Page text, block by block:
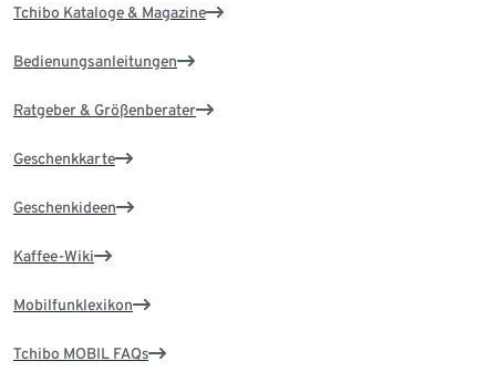
Tchibo Kataloge & Magazine
Bedienungsanleitungen
Ratgeber & Größenberater
Geschenkkarte
Geschenkideen
Kaffee-Wiki
Mobilfunklexikon
Tchibo MOBIL FAQs